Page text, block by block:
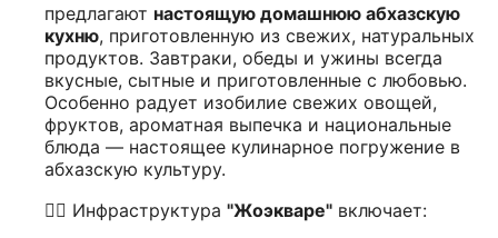
предлагают настоящую домашнюю абхазскую
кухню, приготовленную из свежих, натуральных
продуктов. Завтраки, обеды и ужины всегда
вкусные, сытные и приготовленные с любовью.
Особенно радует изобилие свежих овощей,
фруктов, ароматная выпечка и национальные
блюда — настоящее кулинарное погружение в
абхазскую культуру.
🏊‍♀️ Инфраструктура "Жоэкваре" включает: